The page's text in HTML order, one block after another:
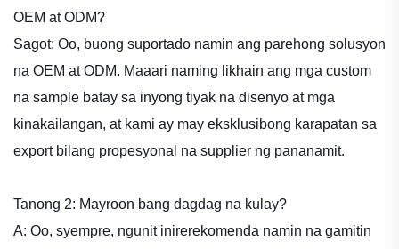
OEM at ODM?
Sagot: Oo, buong suportado namin ang parehong solusyon
na OEM at ODM. Maaari naming likhain ang mga custom
na sample batay sa inyong tiyak na disenyo at mga
kinakailangan, at kami ay may eksklusibong karapatan sa
export bilang propesyonal na supplier ng pananamit.
Tanong 2: Mayroon bang dagdag na kulay?
A: Oo, syempre, ngunit inirerekomenda namin na gamitin